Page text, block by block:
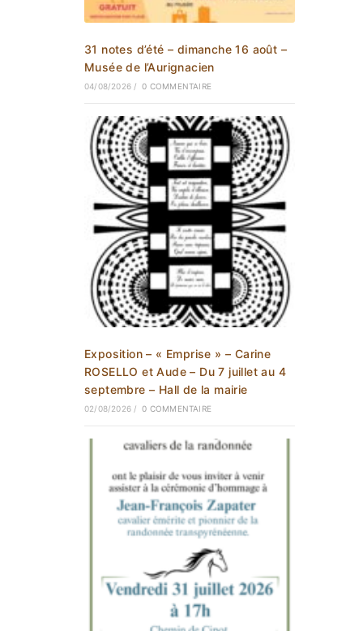
31 notes d’été – dimanche 16 août –
Musée de l’Aurignacien
04/08/2026 / 0 COMMENTAIRE
Exposition – « Emprise » – Carine
ROSELLO et Aude – Du 7 juillet au 4
septembre – Hall de la mairie
02/08/2026 / 0 COMMENTAIRE